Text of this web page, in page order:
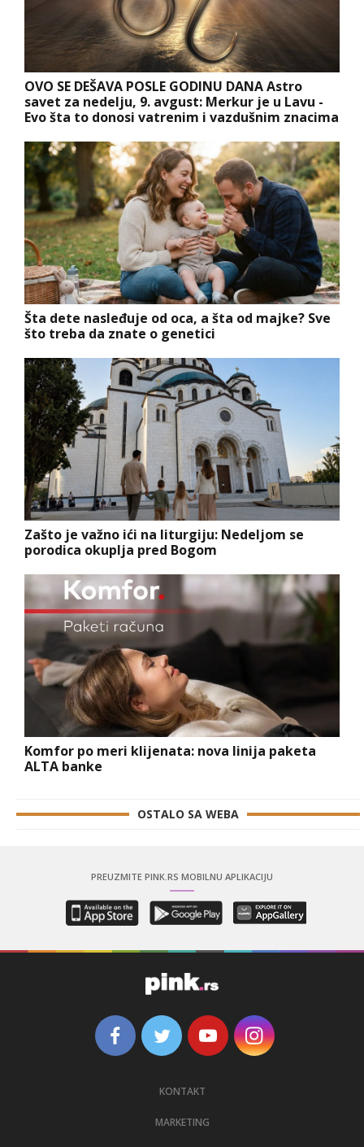
OVO SE DEŠAVA POSLE GODINU DANA Astro
savet za nedelju, 9. avgust: Merkur je u Lavu -
Evo šta to donosi vatrenim i vazdušnim znacima
Šta dete nasleđuje od oca, a šta od majke? Sve
što treba da znate o genetici
Zašto je važno ići na liturgiju: Nedeljom se
porodica okuplja pred Bogom
Komfor po meri klijenata: nova linija paketa
ALTA banke
OSTALO SA WEBA
PREUZMITE PINK.RS MOBILNU APLIKACIJU
KONTAKT
MARKETING